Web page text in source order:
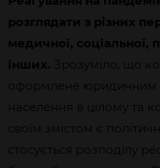
розглядати з різних
медичної, соціальної,
інших. Зрозуміло, що
оформлене юридичним
населення в цілому та
своїм змістом є
стосується розподілу